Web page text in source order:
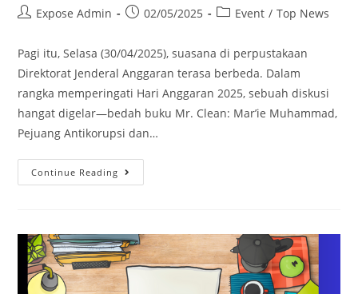
Expose Admin 02/05/2025 Event / Top News
Pagi itu, Selasa (30/04/2025), suasana di perpustakaan
Direktorat Jenderal Anggaran terasa berbeda. Dalam
rangka memperingati Hari Anggaran 2025, sebuah diskusi
hangat digelar—bedah buku Mr. Clean: Mar’ie Muhammad,
Pejuang Antikorupsi dan…
Continue Reading